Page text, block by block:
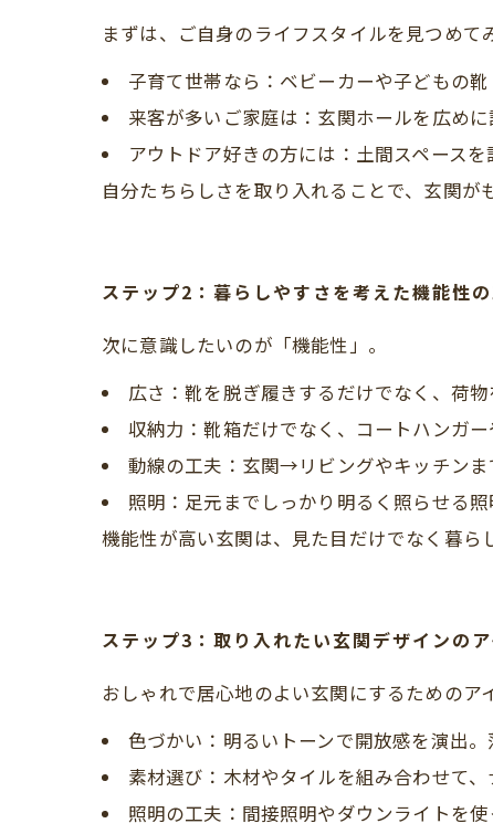
まずは、ご自身のライフスタイルを見つめて
子育て世帯なら：ベビーカーや子どもの
来客が多いご家庭は：玄関ホールを広め
アウトドア好きの方には：土間スペース
自分たちらしさを取り入れることで、玄関が
ステップ2：暮らしやすさを考えた機能性
次に意識したいのが「機能性」。
広さ：靴を脱ぎ履きするだけでなく、荷
収納力：靴箱だけでなく、コートハンガ
動線の工夫：玄関→リビングやキッチン
照明：足元までしっかり明るく照らせる
機能性が高い玄関は、見た目だけでなく暮
ステップ3：取り入れたい玄関デザインの
おしゃれで居心地のよい玄関にするためのア
色づかい：明るいトーンで開放感を演出。
素材選び：木材やタイルを組み合わせて
照明の工夫：間接照明やダウンライトを